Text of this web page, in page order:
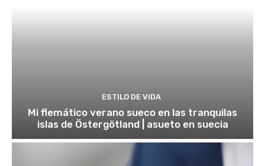
ESTILO DE VIDA
Mi flemático verano sueco en las tranquilas
islas de Östergötland | asueto en suecia